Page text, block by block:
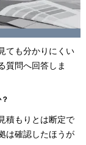
ても分かりにくい
質問へ回答しま
積もりとは断定で
は確認したほうが